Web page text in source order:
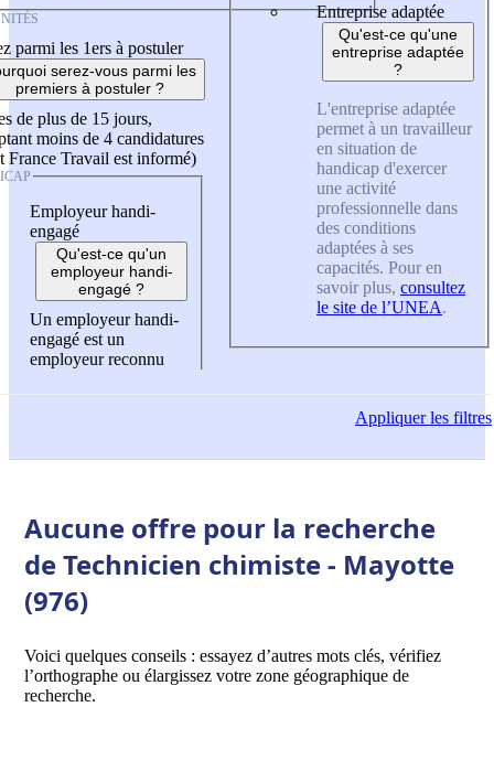
parmi les 1ers à postuler
serez-vous parmi les
premiers à postuler ?
de plus de 15 jours,
moins de 4 candidatures
France Travail est informé)
Employeur handi-
engagé
Qu'est-ce qu'un
employeur handi-
engagé ?
Un employeur handi-
engagé est un
employeur reconnu
Entreprise adaptée
Qu'est-ce qu'une
entreprise adaptée
?
L'entreprise adaptée
permet à un travailleur
en situation de
handicap d'exercer
une activité
professionnelle dans
des conditions
adaptées à ses
capacités. Pour en
savoir plus, consultez
le site de l’UNEA.
Appliquerles filtres
Aucune offre pour la recherche
de Technicien chimiste - Mayotte
(976)
Voici quelques conseils : essayez d’autres mots clés, vérifiez
l’orthographe ou élargissez votre zone géographique de
recherche.